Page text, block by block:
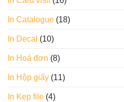
In Catalogue (18)
In Decal (10)
In Hoá đơn (8)
In Hộp giấy (11)
In Kẹp file (4)